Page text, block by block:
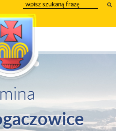
wpisz
szukany
tekst